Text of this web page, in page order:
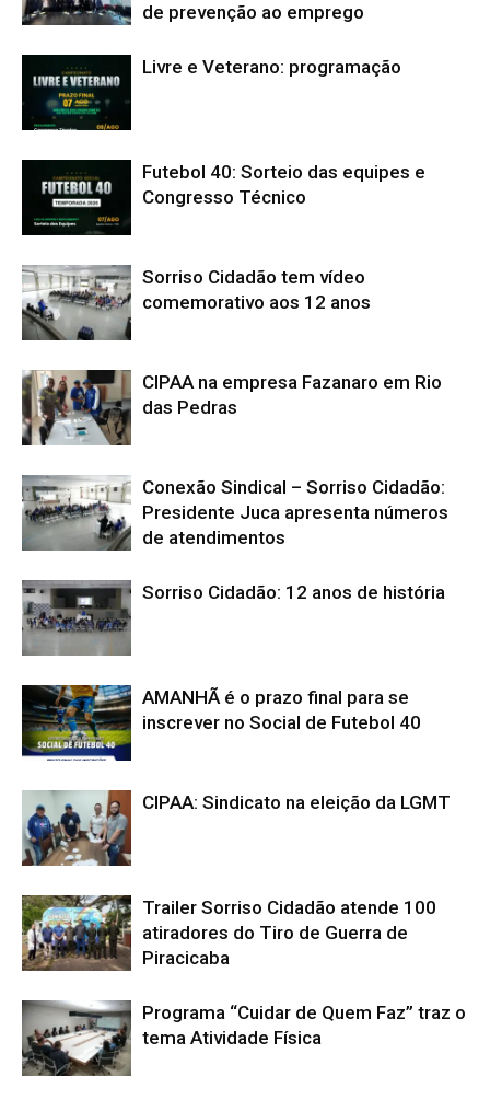
de prevenção ao emprego
Livre e Veterano: programação
Futebol 40: Sorteio das equipes e
Congresso Técnico
Sorriso Cidadão tem vídeo
comemorativo aos 12 anos
CIPAA na empresa Fazanaro em Rio
das Pedras
Conexão Sindical – Sorriso Cidadão:
Presidente Juca apresenta números
de atendimentos
Sorriso Cidadão: 12 anos de história
AMANHÃ é o prazo final para se
inscrever no Social de Futebol 40
CIPAA: Sindicato na eleição da LGMT
Trailer Sorriso Cidadão atende 100
atiradores do Tiro de Guerra de
Piracicaba
Programa “Cuidar de Quem Faz” traz o
tema Atividade Física